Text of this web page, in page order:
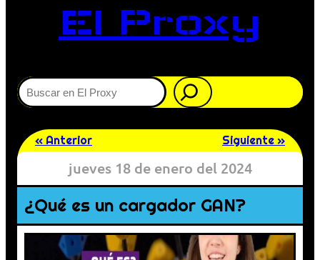
El Proxy
Buscar
« Anterior Siguiente »
jueves 18 de enero del 2024
¿Qué es un cargador GAN?